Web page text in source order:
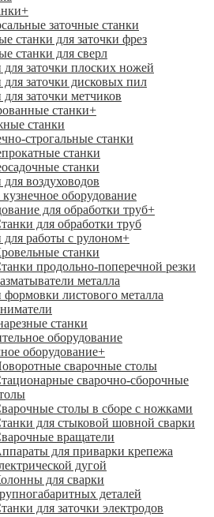
+
заточные станки
станки для заточки фрез
станки для сверл
заточки плоских ножей
заточки дисковых пил
заточки метчиков
станки+
станки
строгальные станки
станки
станки
воздуховодов
оборудование
для обработки труб+
для обработки труб
для работы с рулоном+
станки
продольно-поперечной резки
металла
листового металла
станки
оборудование
оборудование+
сварочные столы
сварочно-сборочные
столы в сборе с ножками
для стыковой шовной сварки
вращатели
для приварки крепежа
дугой
для сварки
деталей
для заточки электродов